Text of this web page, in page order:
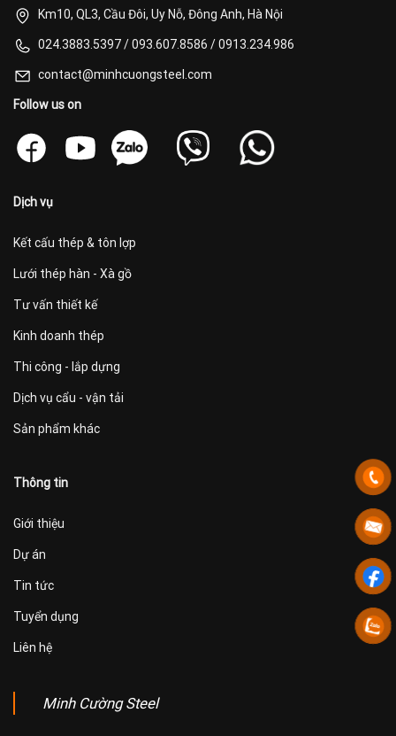
Km10, QL3, Cầu Đôi, Uy Nỗ, Đông Anh, Hà Nội
024.3883.5397/093.607.8586 /0913.234.986
contact@minhcuongsteel.com
Follow us on
Dịch vụ
Kết cấu thép & tôn lợp
Lưới thép hàn - Xà gồ
Tư vấn thiết kế
Kinh doanh thép
Thi công - lắp dựng
Dịch vụ cẩu - vận tải
Sản phẩm khác
Thông tin
Giới thiệu
Dự án
Tin tức
Tuyển dụng
Liên hệ
Minh Cường Steel